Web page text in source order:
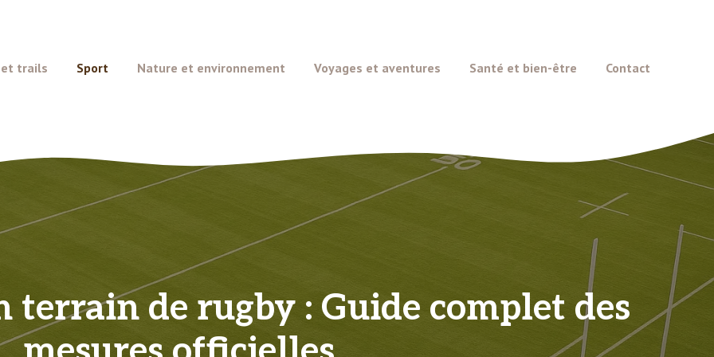
et trails Sport Nature et environnement Voyages et aventures Santé et bien-être Contact
terrain de rugby : Guide complet des